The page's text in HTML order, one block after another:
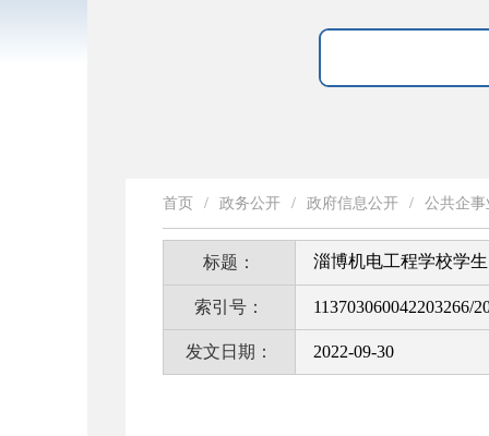
首页 / 政务公开 / 政府信息公开 / 公共企
标题： 淄博机电工程学校学
索引号： 113703060042203266/
发文日期： 2022-09-30